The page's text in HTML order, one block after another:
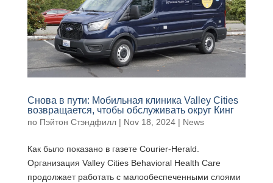
Снова в пути: Мобильная клиника Valley Cities
возвращается, чтобы обслуживать округ Кинг
по Пэйтон Стэндфилл| Nov 18, 2024| News
Как было показано в газете Courier-Herald.
Организация Valley Cities Behavioral Health Care
продолжает работать с малообеспеченными слоями